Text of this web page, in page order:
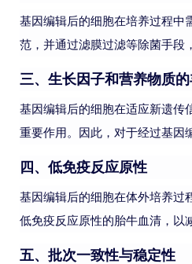
基因编辑后的细胞在培养过程中
范，并通过滤膜过滤等除菌手段
三、生长因子和营养物质
基因编辑后的细胞在适应新遗传
重要作用。因此，对于经过基因
四、低免疫反应原性
基因编辑后的细胞在体外培养过
低免疫反应原性的胎牛血清，以
五、批次一致性与稳定性